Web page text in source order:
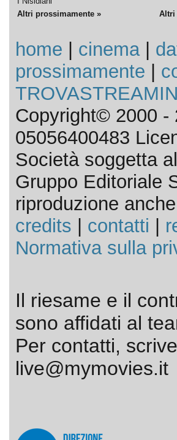
Altri prossimamente »
Altri
home cinema|
prossimamente
Copyright© 2000 -
05056400483
Società soggetta
Gruppo Editoriale
riproduzione
credits
contatti
Normativa sulla
Il riesame e il
sono affidati al
Per contatti,
live@mymovies.it